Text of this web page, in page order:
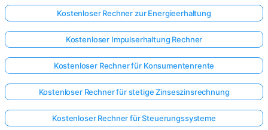
Kostenloser Rechner zur Energieerhaltung
Kostenloser Impulserhaltung Rechner
Kostenloser Rechner für Konsumentenrente
Kostenloser Rechner für stetige Zinseszinsrechnung
Kostenloser Rechner für Steuerungssysteme